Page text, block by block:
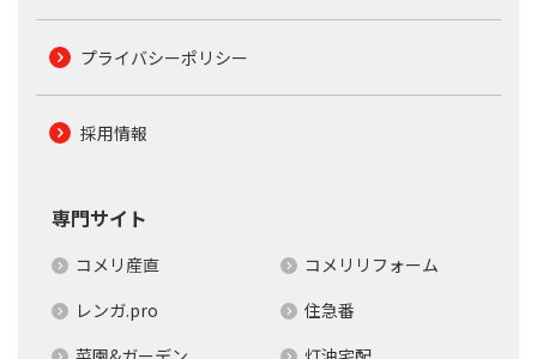
プライバシーポリシー
採用情報
専門サイト
コメリ産直
コメリリフォーム
レンガ.pro
住急番